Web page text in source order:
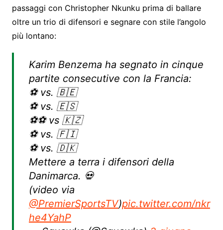
passaggi con Christopher Nkunku prima di ballare
oltre un trio di difensori e segnare con stile l’angolo
più lontano:
Karim Benzema ha segnato in cinque
partite consecutive con la Francia:
⚽️ vs. 🇧🇪
⚽️ vs. 🇪🇸
⚽️⚽️ vs 🇰🇿
⚽️ vs. 🇫🇮
⚽️ vs. 🇩🇰
Mettere a terra i difensori della
Danimarca. 💀
(video via
@PremierSportsTV)pic.twitter.com/nkr
he4YahP